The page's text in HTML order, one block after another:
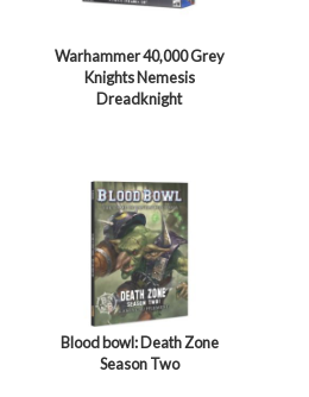
Warhammer 40,000 Grey
Knights Nemesis
Dreadknight
Blood bowl: Death Zone
Season Two